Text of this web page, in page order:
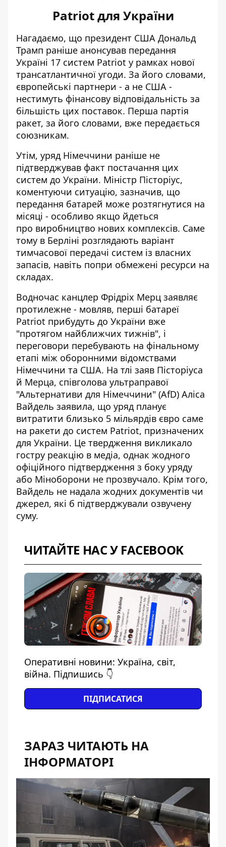
Patriot для України
Нагадаємо, що президент США Дональд
Трамп раніше анонсував передання
Україні 17 систем Patriot у рамках нової
трансатлантичної угоди. За його словами,
європейські партнери - а не США -
нестимуть фінансову відповідальність за
більшість цих поставок. Перша партія
ракет, за його словами, вже передається
союзникам.
Утім, уряд Німеччини раніше не
підтверджував факт постачання цих
систем до України. Міністр Пісторіус,
коментуючи ситуацію, зазначив, що
передання батарей може розтягнутися на
місяці - особливо якщо йдеться
про виробництво нових комплексів. Саме
тому в Берліні розглядають варіант
тимчасової передачі систем із власних
запасів, навіть попри обмежені ресурси на
складах.
Водночас канцлер Фрідріх Мерц заявляє
протилежне - мовляв, перші батареї
Patriot прибудуть до України вже
"протягом найближчих тижнів", і
переговори перебувають на фінальному
етапі між оборонними відомствами
Німеччини та США. На тлі заяв Пісторіуса
й Мерца, співголова ультраправої
"Альтернативи для Німеччини" (AfD) Аліса
Вайдель заявила, що уряд планує
витратити близько 5 мільярдів євро саме
на ракети до систем Patriot, призначених
для України. Це твердження викликало
гостру реакцію в медіа, однак жодного
офіційного підтвердження з боку уряду
або Міноборони не прозвучало. Крім того,
Вайдель не надала жодних документів чи
джерел, які б підтверджували озвучену
суму.
ЧИТАЙТЕ НАС У FACEBOOK
Оперативні новини: Україна, світ,
війна. Підпишись 👇
ПІДПИСАТИСЯ
ЗАРАЗ ЧИТАЮТЬ НА
ІНФОРМАТОРІ